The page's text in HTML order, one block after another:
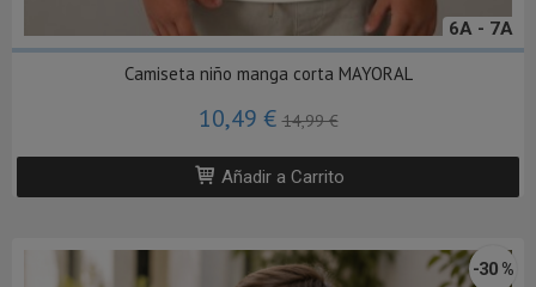
6A - 7A
Camiseta niño manga corta MAYORAL
10,49 €14,99 €
Añadir a Carrito
-30 %